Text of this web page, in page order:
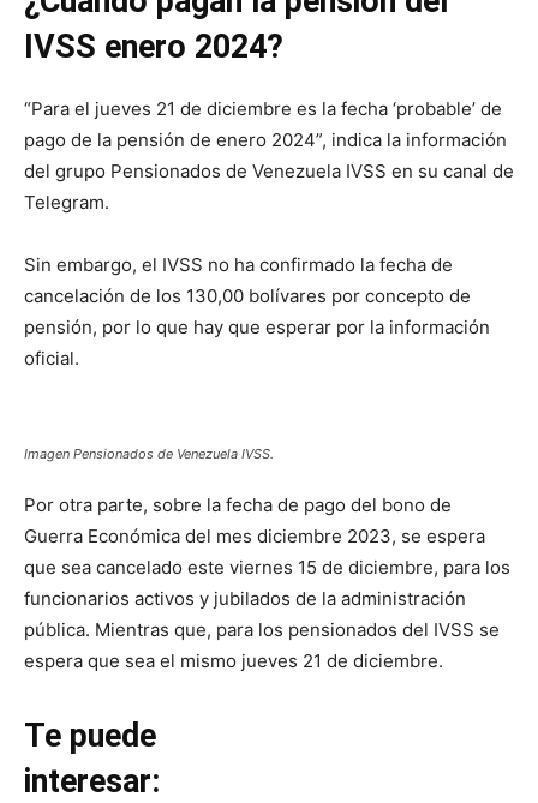
IVSS enero 2024?
“Para el jueves 21 de diciembre es la fecha ‘probable’ de
pago de la pensión de enero 2024”, indica la información
del grupo Pensionados de Venezuela IVSS en su canal de
Telegram.
Sin embargo, el IVSS no ha confirmado la fecha de
cancelación de los 130,00 bolívares por concepto de
pensión, por lo que hay que esperar por la información
oficial.
Imagen Pensionados de Venezuela IVSS.
Por otra parte, sobre la fecha de pago del bono de
Guerra Económica del mes diciembre 2023, se espera
que sea cancelado este viernes 15 de diciembre, para los
funcionarios activos y jubilados de la administración
pública. Mientras que, para los pensionados del IVSS se
espera que sea el mismo jueves 21 de diciembre.
Te puede
interesar: